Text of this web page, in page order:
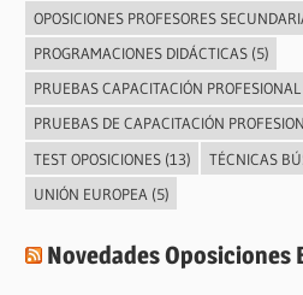
OPOSICIONES PROFESORES
PROGRAMACIONES DIDÁCTICAS(5)
PRUEBAS CAPACITACIÓN PROFESIONAL
PRUEBAS DE CAPACITACIÓN
TEST OPOSICIONES(13) TÉCNICAS
UNIÓN EUROPEA (5)
Novedades Oposiciones